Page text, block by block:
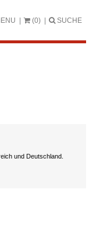
(0) SUCHE
und Deutschland.